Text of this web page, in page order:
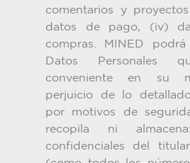
comentarios y
datos de pago, (iv)
compras. MINED
Datos Personales
conveniente en su
perjuicio de lo
por motivos de
recopila ni
confidenciales del